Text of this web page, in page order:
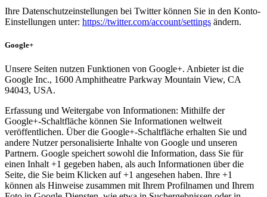
Ihre Datenschutzeinstellungen bei Twitter können Sie in den Konto-
Einstellungen unter: https://twitter.com/account/settings ändern.
Google+
Unsere Seiten nutzen Funktionen von Google+. Anbieter ist die
Google Inc., 1600 Amphitheatre Parkway Mountain View, CA
94043, USA.
Erfassung und Weitergabe von Informationen: Mithilfe der
Google+-Schaltfläche können Sie Informationen weltweit
veröffentlichen. Über die Google+-Schaltfläche erhalten Sie und
andere Nutzer personalisierte Inhalte von Google und unseren
Partnern. Google speichert sowohl die Information, dass Sie für
einen Inhalt +1 gegeben haben, als auch Informationen über die
Seite, die Sie beim Klicken auf +1 angesehen haben. Ihre +1
können als Hinweise zusammen mit Ihrem Profilnamen und Ihrem